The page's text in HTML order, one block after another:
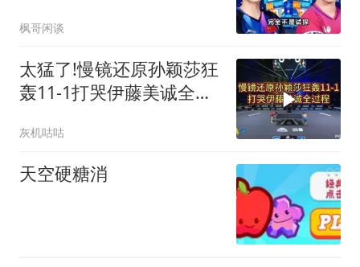
枫哥闲谈
太猛了!慢镜还原孙颖莎狂
轰11-1打哭伊藤美诚全过
灰机咕咕
天空硬糖消